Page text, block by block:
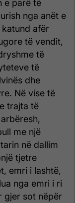
e parë të
nga anët e
afër
të vendit,
të
të
dhe
Në vise të
trajta të
me një
në dallim
tjetre
emri i lashtë,
nga emri i ri
gjer sot nëpër